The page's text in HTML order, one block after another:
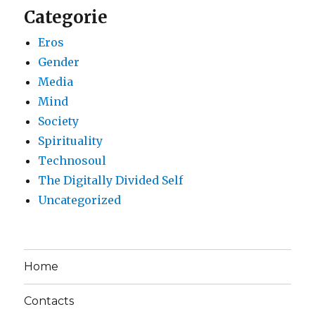
Categorie
Eros
Gender
Media
Mind
Society
Spirituality
Technosoul
The Digitally Divided Self
Uncategorized
Home
Contacts